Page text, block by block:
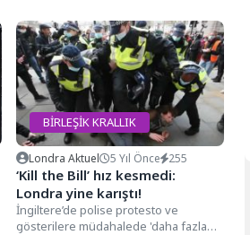
BİRLEŞİK KRALLIK
Londra Aktuel 5 Yıl Önce 255
‘Kill the Bill’ hız kesmedi:
Londra yine karıştı!
İngiltere’de polise protesto ve
gösterilere müdahalede 'daha fazla